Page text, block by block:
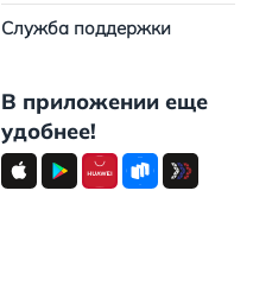
Служба поддержки
В приложении еще
удобнее!